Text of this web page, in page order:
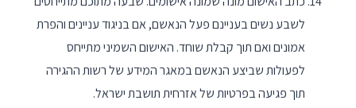
לשבע נשים בעניינם פעל הנאשם, אם בניגוד עניינים והפרת
אמונים ואם תוך קבלת שוחד. האישום השמיני מתייחס
לפעולות שביצע הנאשם במאגר המידע של רשות ההגירה
תוך פגיעה בפרטיות של אזרחית תושבת ישראל.